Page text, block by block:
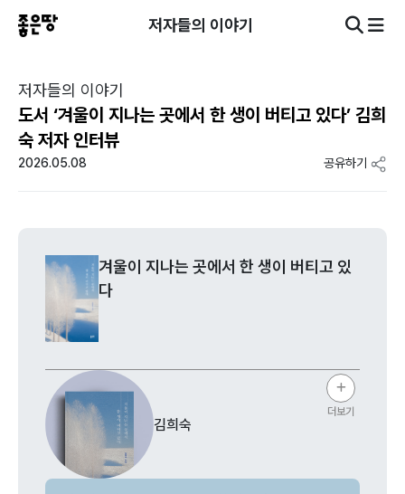
저자들의 이야기
저자들의 이야기
도서 ‘겨울이 지나는 곳에서 한 생이 버티고 있다’ 김희
숙 저자 인터뷰
2026.05.08 공유하기
겨울이 지나는 곳에서 한 생이 버티고 있
다
김희숙
더보기